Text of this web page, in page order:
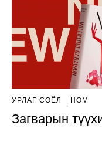
УРЛАГ СОЁЛ НОМ
Загварын